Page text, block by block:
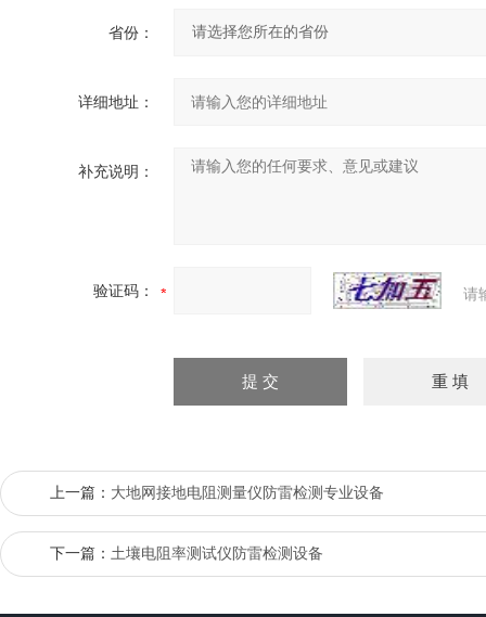
省份：
详细地址：
补充说明：
验证码： 请
上一篇： 大地网接地电阻测量仪防雷检测专业设备
下一篇： 土壤电阻率测试仪防雷检测设备